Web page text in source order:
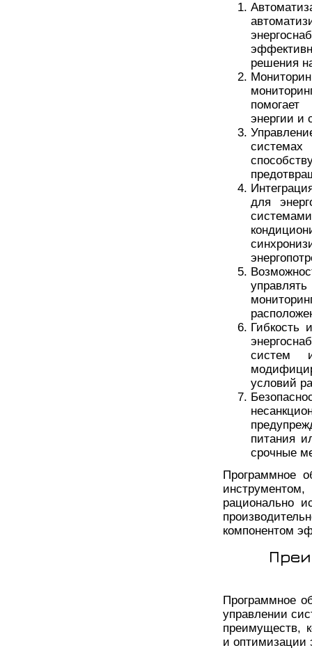
решения
энергии и
для
Гибкость
систем
условий
питания
срочные
Программное
рационально
компонентом
Программное
управлении
преимуществ,
и оптимизации